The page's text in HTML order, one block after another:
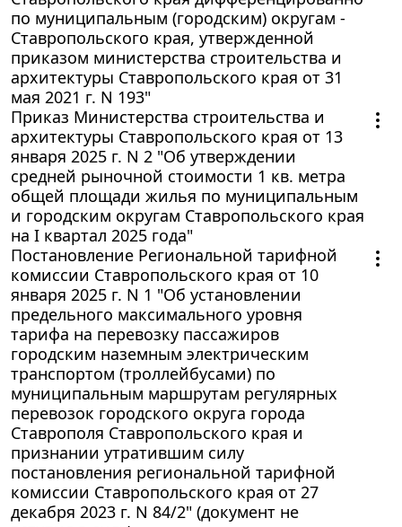
по муниципальным (городским) округам -
Ставропольского края, утвержденной
приказом министерства строительства и
архитектуры Ставропольского края от 31
мая 2021 г. N 193"
Приказ Министерства строительства и
архитектуры Ставропольского края от 13
января 2025 г. N 2 "Об утверждении
средней рыночной стоимости 1 кв. метра
общей площади жилья по муниципальным
и городским округам Ставропольского края
на I квартал 2025 года"
Постановление Региональной тарифной
комиссии Ставропольского края от 10
января 2025 г. N 1 "Об установлении
предельного максимального уровня
тарифа на перевозку пассажиров
городским наземным электрическим
транспортом (троллейбусами) по
муниципальным маршрутам регулярных
перевозок городского округа города
Ставрополя Ставропольского края и
признании утратившим силу
постановления региональной тарифной
комиссии Ставропольского края от 27
декабря 2023 г. N 84/2" (документ не